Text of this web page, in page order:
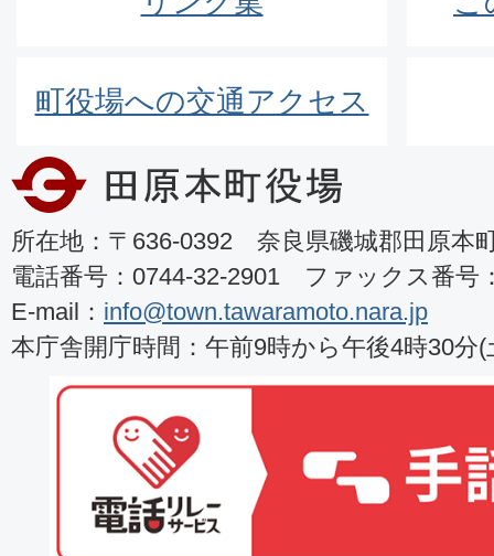
町役場への交通アクセス
所在地：〒636-0392 奈良県磯城郡田原本
電話番号：0744-32-2901 ファックス番号
E-mail： info@town.tawaramoto.nara.jp
本庁舎開庁時間：午前9時から午後4時30分